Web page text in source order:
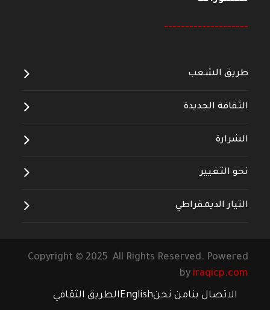
--------------------
طريق الشعب
الثقافة الجديدة
الشرارة
نحو التغيير
التيار الديمقراطي
Copyright © 2025 All Rights Reserved. Powered
by iraqicp.com
الاتصال بنامن نحنEnglishالطريق الثقافي